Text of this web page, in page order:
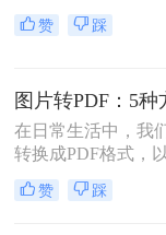
和打印。那么照片
面将介绍两种简单
赞 踩
在日常生活中，我
转换成PDF格式，
或存档。那么图片
本文将介绍几种将
赞 踩